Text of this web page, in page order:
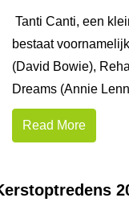
Tanti Canti, een
bestaat
(David Bowie),
Dreams (Annie
Read More